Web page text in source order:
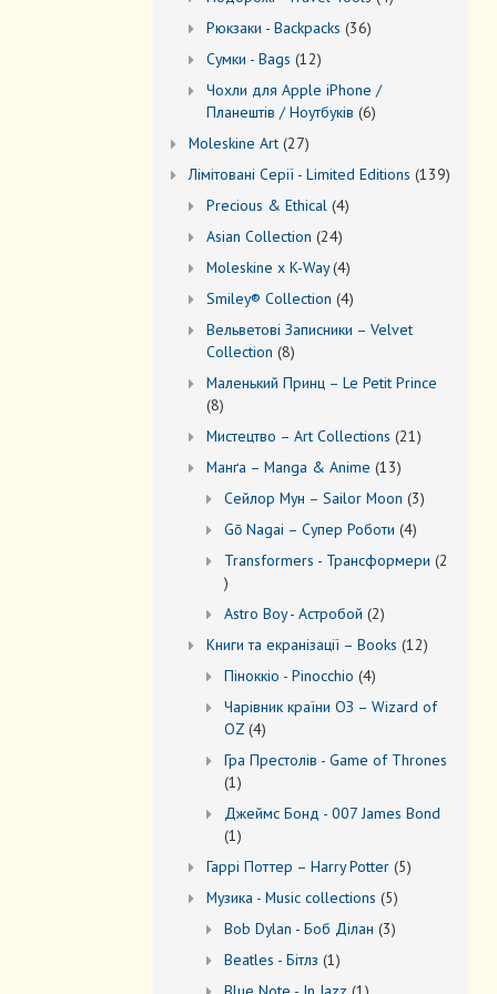
Рюкзаки - Backpacks 3636
Сумки - Bags 1212
товарів
Чохли для Apple iPhone /
Планештів / Ноутбуків 66
Moleskine Art 2727
товарів
Лiмiтовані Серії - Limited Editions 139139
Precious & Ethical 44
Asian Collection 2424
товари
Moleskine x K-Way 44
товари
Smiley® Collection 44
товари
Вельветові Записники – Velvet
Collection 88
товарів
Маленький Принц – Le Petit Prince
88
Мистецтво – Art Collections 2121
Манґа – Manga & Anime 1313
товарів
Сейлор Мун – Sailor Moon 33
Gō Nagai – Супер Роботи 44
товари
Transformers - Трансформери 2
2
товари
Astro Boy - Астробой 22
товари
Книги та екранізації – Books 1212
Піноккіо - Pinocchio 44
товари
Чарівник країни ОЗ – Wizard of
OZ 44
Гра Престолів - Game of Thrones
11
товар
Джеймс Бонд - 007 James Bond
11
товар
Гаррі Поттер – Harry Potter 55
Музика - Music collections 55
Bob Dylan - Боб Ділан 33
Beatles - Бітлз 11
товар1